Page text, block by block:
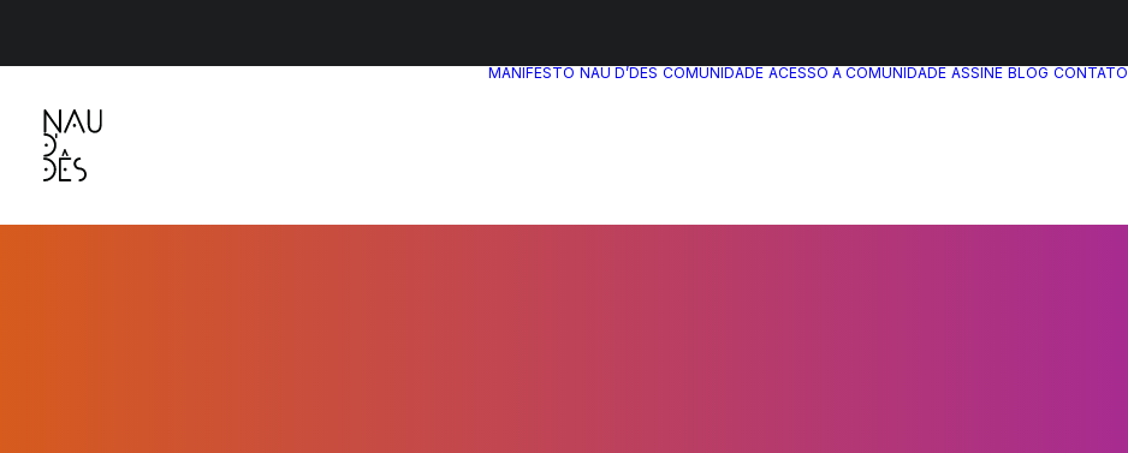
MANIFESTO NAU D’DÊS COMUNIDADE ACESSO A COMUNIDADE ASSINE BLOG CONTATO